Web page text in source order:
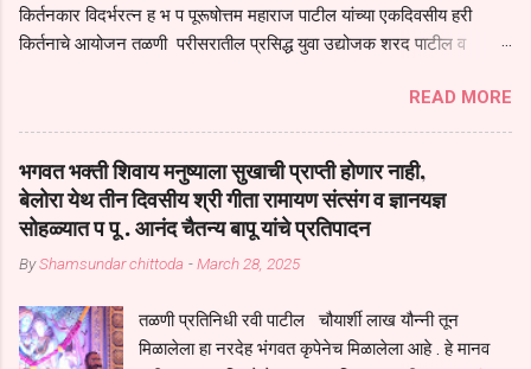
किर्तनकार विदर्भरत्न ह भ प पूरूषोत्तम महाराज पाटील यांच्या एकदिवसीय हरी
किर्तनाचे आयोजन तळणी परीसरातील प्रसिद्ध युवा उद्योजक शरद पाटील व
तुकाराम महाराज यांच्या *आपुला तो एक देव करुनी घ्यावा* *तेणे विन जिवा सुख
नोहे* *येरती माईक दुःखाची जनीती* *नाही आदी अंती अवसान* या अभंगावर
सुंदर निरूपण केले सध्य स्थितीचा काळ हा मानव जातीच्या परीक्षेचा काळ आहे
धर्ममंडपात बसलेली लोक ही खरच भाग्यवान आहेत कोरोना सारख्या महामारीत आपंण
जिवंत आहोत या महामारीतून जर आपल्याला वाचायचे असेल तर धार्मीक विचाराचा
आधार आपल्याला घ्यावाच लागेल महामारीच्या काळात वारकरी सप्रदायच खूप मोठा
आधार आहे सध्य स्थितीत मानव जातीची मानसीक अवस्था सक्षम असणे गरजेचे आहे
सगळ्याना करून दीली आहे मनुष्याच्या आयुष्यातील नामसाधना ही त्याच्यासाठी खूप
मोठा आधार असते परतू आज काल तीच साधना करण्याचा आळस आ...
READ MORE
भगवत भक्ती शिवाय मनुष्याला सुखाची प्राप्ती होणार नाही,
बेलोरा येथ तीन दिवसीय श्री गीता रामायण संत्संग व ज्ञानयज्ञ
सोहळ्यात प पू . आनंद चैतन्य बापू यांचे प्रतिपादन
ByShamsundar chittoda -March 28, 2025
तळणी प्रतिनिधी रवी पाटील चौयार्शी लाख यौन्नी तून
मिळालेला हा नरदेह भंगवत कृपेनेच मिळालेला आहे . हे मानव